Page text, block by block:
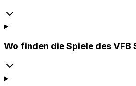
Wo finden die Spiele des